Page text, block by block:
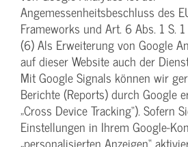
Angemessenheitsbeschluss des
Frameworks und Art. 6 Abs. 1 S. 1
(6) Als Erweiterung von Google
auf dieser Website auch der
Mit Google Signals können wir
Berichte (Reports) durch Google
„Cross Device Tracking“). Sofern
Einstellungen in Ihrem Google-